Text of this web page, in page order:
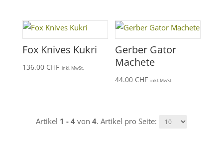
Fox Knives Kukri
136.00 CHF inkl. MwSt.
Gerber Gator
Machete
44.00 CHF inkl. MwSt.
Artikel 1 - 4von 4. Artikel pro Seite: